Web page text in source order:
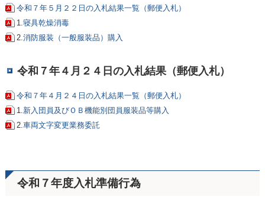
令和７年５月２２日の入札結果一覧（郵便入札）
1.寝具乾燥消毒
2.消防服装（一般服装品）購入
令和７年４月２４日の入札結果（郵便入札）
令和７年４月２４日の入札結果一覧（郵便入札）
1.新入団員及びＯＢ機能別団員服装品等購入
2.車両文字変更業務委託
令和７年度入札準備行為